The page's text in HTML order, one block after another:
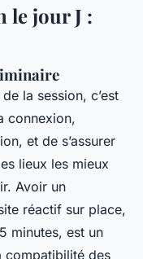
le jour J :
la session, c’est
connexion,
et de s’assurer
lieux les mieux
Avoir un
réactif sur place,
minutes, est un
compatibilité des